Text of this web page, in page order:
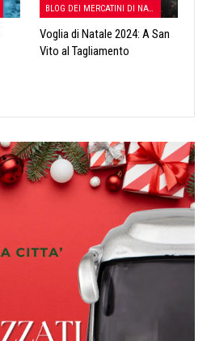
BLOG DEI MERCATINI DI NATALE
Voglia di Natale 2024: A San
Vito al Tagliamento